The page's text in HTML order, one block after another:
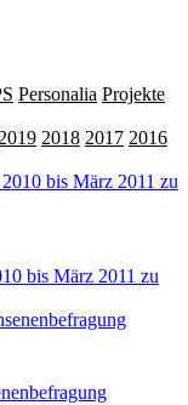
Personalia Projekte
2018 2017 2016
bis März 2011 zu